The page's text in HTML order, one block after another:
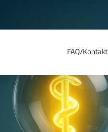
FAQ/Kontakt